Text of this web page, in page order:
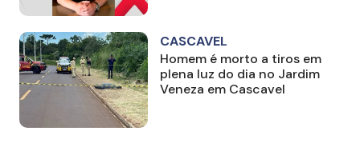
CASCAVEL
Homem é morto a tiros em
plena luz do dia no Jardim
Veneza em Cascavel